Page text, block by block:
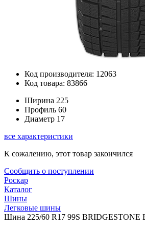
Код производителя: 12063
Код товара: 83866
Ширина 225
Профиль 60
Диаметр 17
все характеристики
К сожалению, этот товар закончился
Сообщить о поступлении
Роскар
Каталог
Шины
Легковые шины
Шина 225/60 R17 99S BRIDGESTONE